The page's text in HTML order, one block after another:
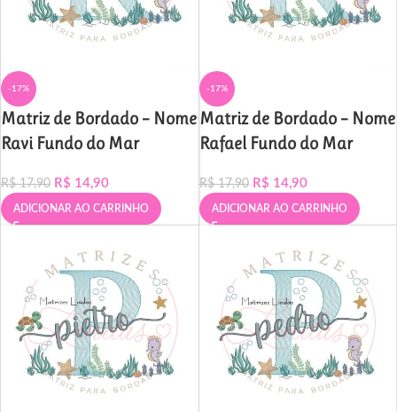
-17%
Matriz de Bordado – Nome
Ravi Fundo do Mar
R$17,90 R$ 14,90
ADICIONAR AO CARRINHO
-17%
Matriz de Bordado – Nome
Rafael Fundo do Mar
R$17,90 R$ 14,90
ADICIONAR AO CARRINHO